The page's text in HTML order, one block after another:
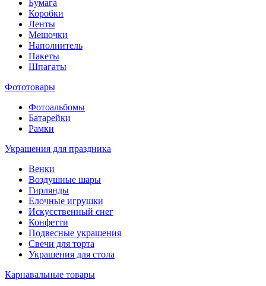
Бумага
Коробки
Ленты
Мешочки
Наполнитель
Пакеты
Шпагаты
Фототовары
Фотоальбомы
Батарейки
Рамки
Украшения для праздника
Венки
Воздушные шары
Гирлянды
Елочные игрушки
Искусственный снег
Конфетти
Подвесные украшения
Свечи для торта
Украшения для стола
Карнавальные товары